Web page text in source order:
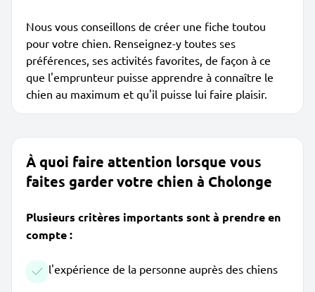
Nous vous conseillons de créer une fiche toutou
pour votre chien. Renseignez-y toutes ses
préférences, ses activités favorites, de façon à ce
que l'emprunteur puisse apprendre à connaître le
chien au maximum et qu'il puisse lui faire plaisir.
À quoi faire attention lorsque vous
faites garder votre chien à Cholonge
Plusieurs critères importants sont à prendre en
compte :
l'expérience de la personne auprès des chiens